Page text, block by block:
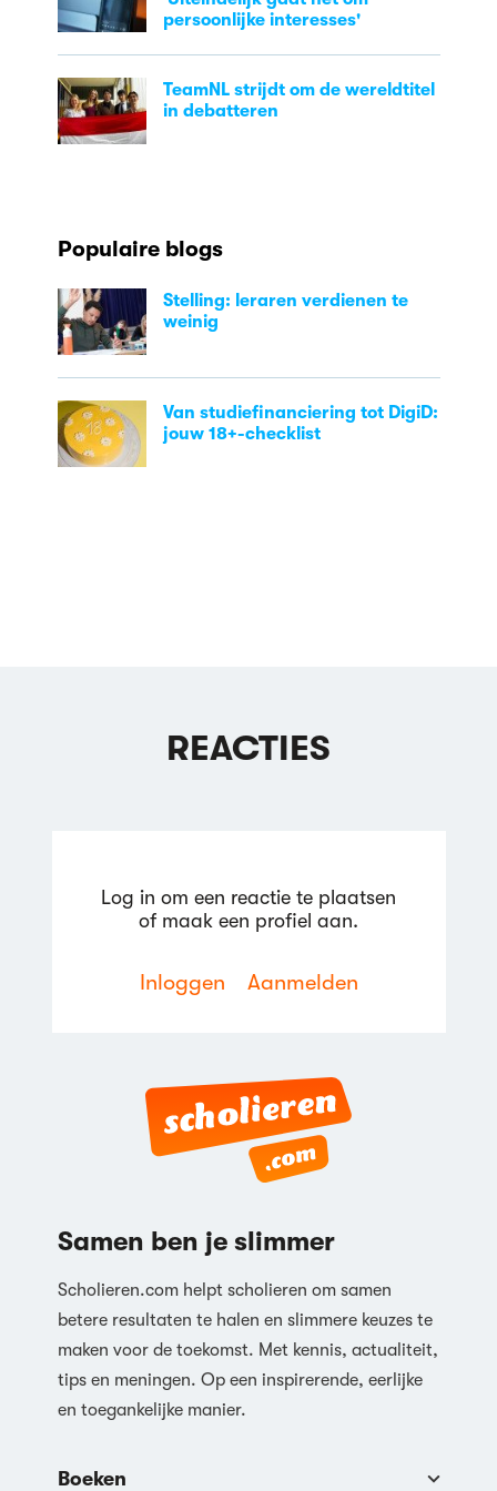
persoonlijke interesses'
TeamNL strijdt om de wereldtitel
in debatteren
Populaire blogs
Stelling: leraren verdienen te
weinig
Van studiefinanciering tot DigiD:
jouw 18+-checklist
REACTIES
Log in om een reactie te plaatsen
of maak een profiel aan.
Inloggen Aanmelden
Samen ben je slimmer
Scholieren.com helpt scholieren om samen
betere resultaten te halen en slimmere keuzes te
maken voor de toekomst. Met kennis, actualiteit,
tips en meningen. Op een inspirerende, eerlijke
en toegankelijke manier.
Boeken